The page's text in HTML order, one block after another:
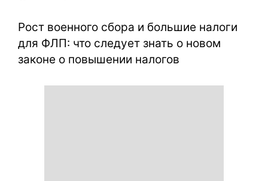
Рост военного сбора и большие налоги
для ФЛП: что следует знать о новом
законе о повышении налогов